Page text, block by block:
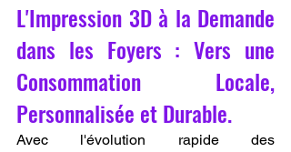
L'Impression 3D à la Demande
dans les Foyers : Vers une
Consommation Locale,
Personnalisée et Durable.
Avec l'évolution rapide des